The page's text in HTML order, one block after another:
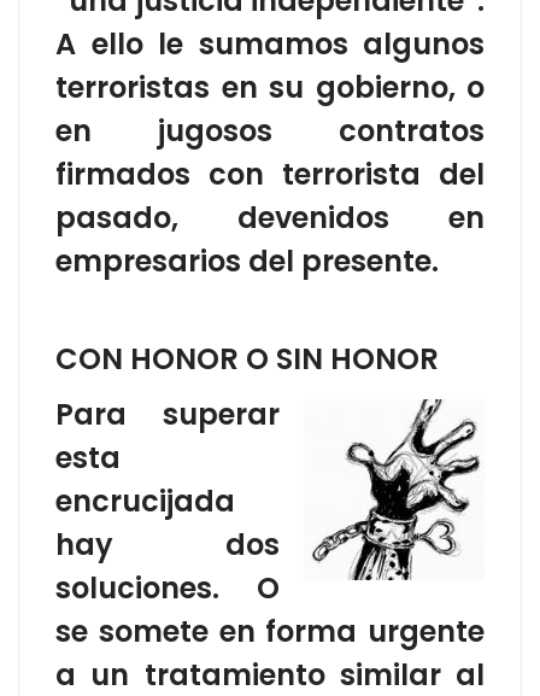
A ello le sumamos algunos
terroristas en su gobierno, o
en jugosos contratos
firmados con terrorista del
pasado, devenidos en
empresarios del presente.
CON HONOR O SIN HONOR
Para superar
esta
encrucijada
hay dos
soluciones. O
se somete en forma urgente
a un tratamiento similar al